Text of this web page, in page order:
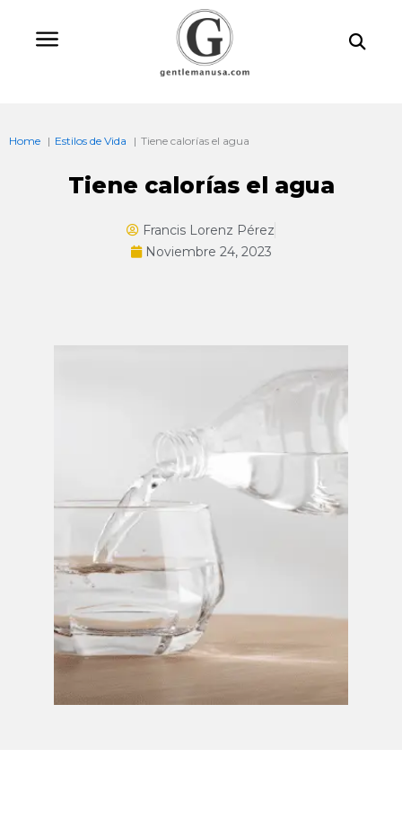
Home Estilos de Vida Tiene calorías el agua
Tiene calorías el agua
Francis Lorenz Pérez
Noviembre 24, 2023